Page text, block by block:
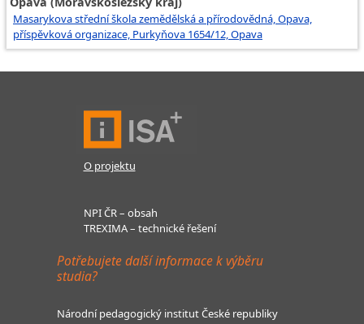
Masarykova střední škola zemědělská a přírodovědná, Opava,
příspěvková organizace, Purkyňova 1654/12, Opava
O projektu
NPI ČR – obsah
TREXIMA – technické řešení
Potřebujete další informace k výběru
studia?
Národní pedagogický institut České republiky